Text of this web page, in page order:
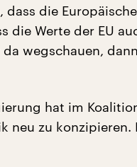
dass die
die Werte der EU
wegschauen,
hat im
neu zu konzipieren.